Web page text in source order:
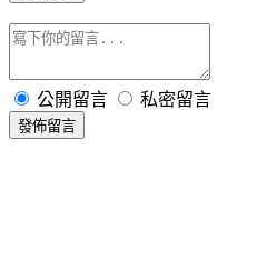
公開留言 私密留言
發佈留言